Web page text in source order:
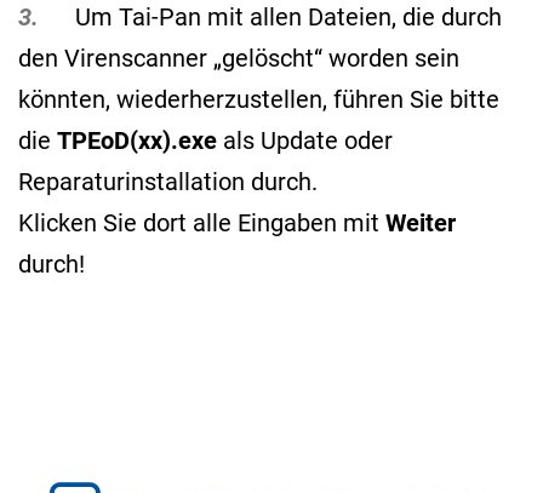
3. Um Tai-Pan mit allen Dateien, die durch
den Virenscanner „gelöscht“ worden sein
könnten, wiederherzustellen, führen Sie bitte
die TPEoD(xx).exe als Update oder
Reparaturinstallation durch.
Klicken Sie dort alle Eingaben mit Weiter
durch!